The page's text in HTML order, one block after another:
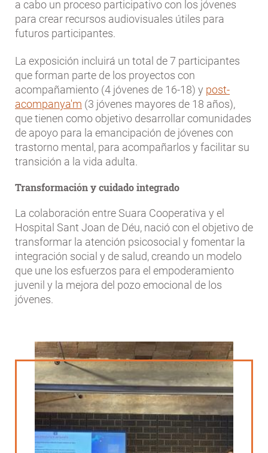
a cabo un proceso participativo con los jóvenes
para crear recursos audiovisuales útiles para
futuros participantes.
La exposición incluirá un total de 7 participantes
que forman parte de los proyectos con
acompañamiento (4 jóvenes de 16-18) y post-
acompanya'm (3 jóvenes mayores de 18 años),
que tienen como objetivo desarrollar comunidades
de apoyo para la emancipación de jóvenes con
trastorno mental, para acompañarlos y facilitar su
transición a la vida adulta.
Transformación y cuidado integrado
La colaboración entre Suara Cooperativa y el
Hospital Sant Joan de Déu, nació con el objetivo de
transformar la atención psicosocial y fomentar la
integración social y de salud, creando un modelo
que une los esfuerzos para el empoderamiento
juvenil y la mejora del pozo emocional de los
jóvenes.